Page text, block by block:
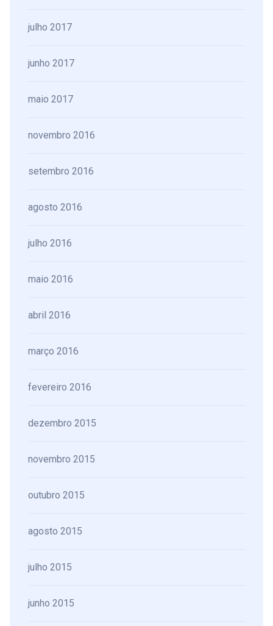
julho 2017
junho 2017
maio 2017
novembro 2016
setembro 2016
agosto 2016
julho 2016
maio 2016
abril 2016
março 2016
fevereiro 2016
dezembro 2015
novembro 2015
outubro 2015
agosto 2015
julho 2015
junho 2015